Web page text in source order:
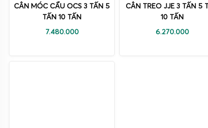
CÂN MÓC CẨU OCS 3 TẤN 5
TẤN 10 TẤN
7.480.000
CÂN TREO JJE 3 TẤN 5
10 TẤN
6.270.000